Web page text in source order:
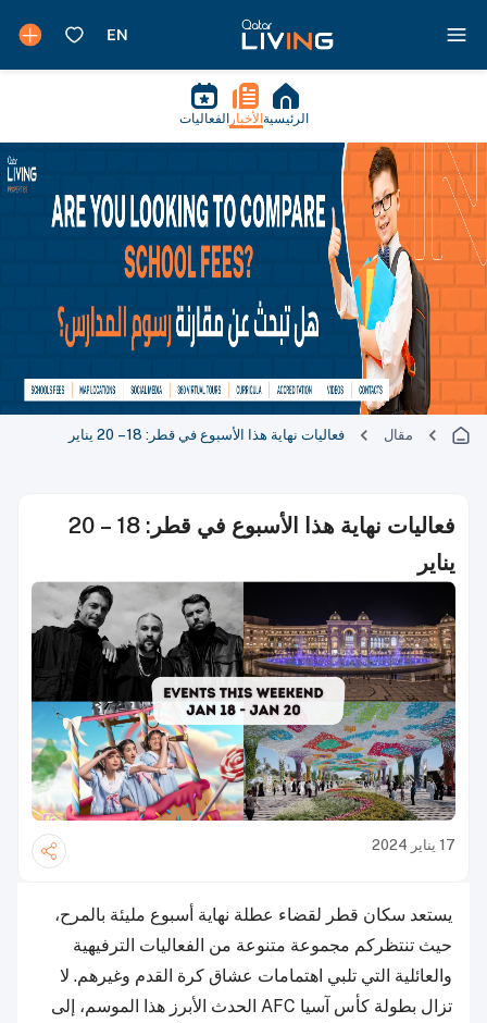
الرئيسية الأخبار الفعاليات
مقال فعاليات نهاية هذا الأسبوع في قطر: 18 – 20 يناير
فعاليات نهاية هذا الأسبوع في قطر: 18 – 20
يناير
17 يناير 2024
يستعد سكان قطر لقضاء عطلة نهاية أسبوع مليئة بالمرح،
حيث تنتظركم مجموعة متنوعة من الفعاليات الترفيهية
والعائلية التي تلبي اهتمامات عشاق كرة القدم وغيرهم. لا
تزال بطولة كأس آسيا AFC الحدث الأبرز هذا الموسم، إلى